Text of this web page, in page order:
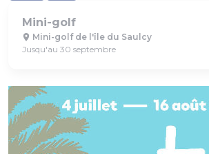
Mini-golf
Mini-golf de l'île du Saulcy
Jusqu'au 30 septembre